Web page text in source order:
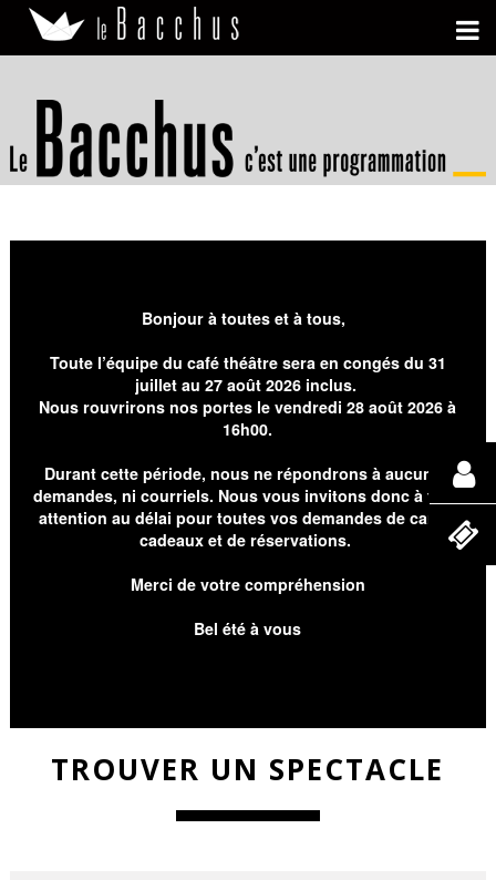
Bonjour à toutes et à tous,
Toute l’équipe du café théâtre sera en congés du 31
juillet au 27 août 2026 inclus.
Nous rouvrirons nos portes le vendredi 28 août 2026 à
16h00.
Durant cette période, nous ne répondrons à aucunes
demandes, ni courriels. Nous vous invitons donc à faire
attention au délai pour toutes vos demandes de cartes
cadeaux et de réservations.
Merci de votre compréhension
Bel été à vous
TROUVER UN SPECTACLE